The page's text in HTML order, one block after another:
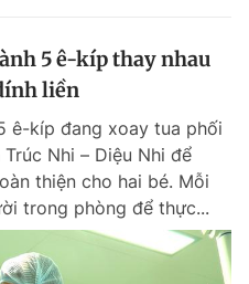
5 ê-kíp thay nhau
liền
ê-kíp đang xoay tua phối
Nhi – Diệu Nhi để
thiện cho hai bé. Mỗi
trong phòng để thực...